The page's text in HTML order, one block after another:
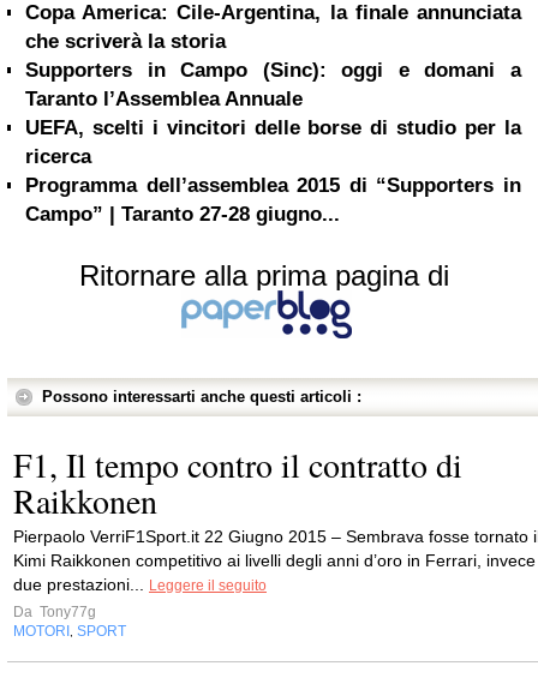
Copa America: Cile-Argentina, la finale annunciata
che scriverà la storia
Supporters in Campo (Sinc): oggi e domani a
Taranto l’Assemblea Annuale
UEFA, scelti i vincitori delle borse di studio per la
ricerca
Programma dell’assemblea 2015 di “Supporters in
Campo” | Taranto 27-28 giugno...
Ritornare alla prima pagina di
Possono interessarti anche questi articoli :
F1, Il tempo contro il contratto di
Raikkonen
Pierpaolo VerriF1Sport.it 22 Giugno 2015 – Sembrava fosse tornato
Kimi Raikkonen competitivo ai livelli degli anni d’oro in Ferrari, invece
due prestazioni...
Leggere il seguito
Da Tony77g
MOTORI
SPORT